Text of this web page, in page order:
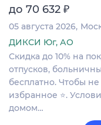
до 70 632 ₽
05 августа 2026
ДИКСИ Юг, АО
Скидка до 10% на
отпусков,
бесплатно. Чтобы
избранное ⭐.
домом…